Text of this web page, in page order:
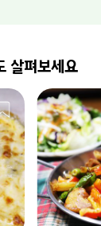
살펴보세요